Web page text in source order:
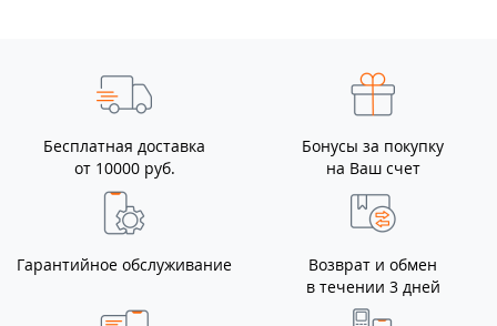
Бесплатная доставка
от 10000 руб.
Бонусы за покупку
на Ваш счет
Гарантийное обслуживание
Возврат и обмен
в течении 3 дней